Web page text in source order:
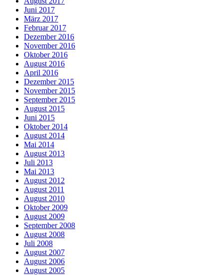
Juni 2017
März 2017
Februar 2017
Dezember 2016
November 2016
Oktober 2016
August 2016
April 2016
Dezember 2015
November 2015
September 2015
August 2015
Juni 2015
Oktober 2014
August 2014
Mai 2014
August 2013
Juli 2013
Mai 2013
August 2012
August 2011
August 2010
Oktober 2009
August 2009
September 2008
August 2008
Juli 2008
August 2007
August 2006
August 2005